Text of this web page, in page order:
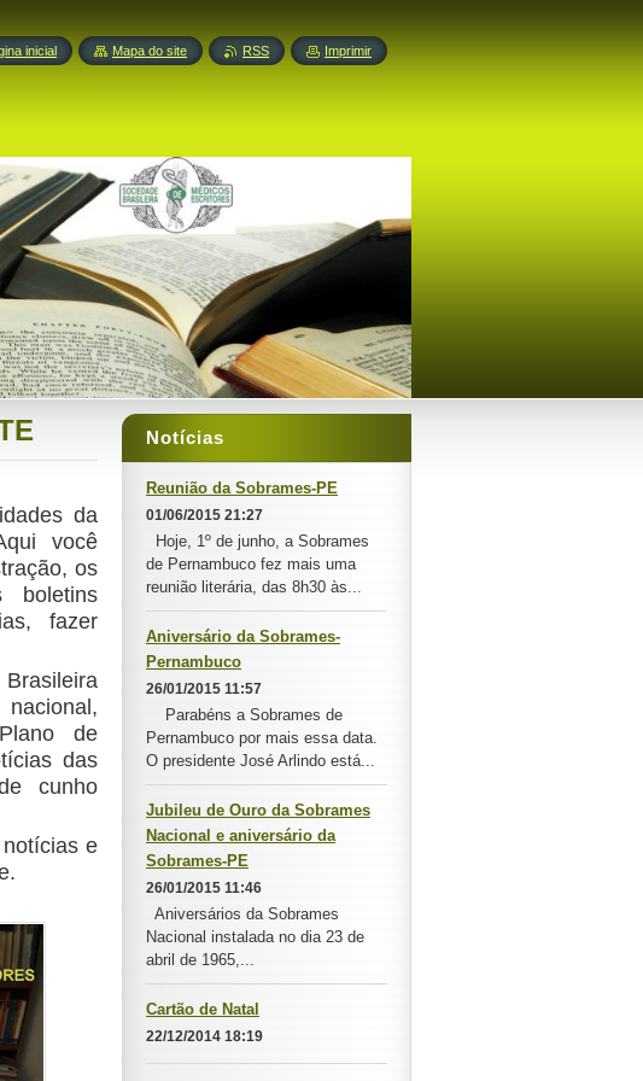
da
você
os
boletins
fazer
de
das
cunho
e
Notícias
Reunião da Sobrames-PE
01/06/2015 21:27
Hoje, 1º de junho, a Sobrames
de Pernambuco fez mais uma
reunião literária, das 8h30 às...
Aniversário da Sobrames-
Pernambuco
26/01/2015 11:57
Parabéns a Sobrames de
Pernambuco por mais essa data.
O presidente José Arlindo está...
Jubileu de Ouro da Sobrames
Nacional e aniversário da
Sobrames-PE
26/01/2015 11:46
Aniversários da Sobrames
Nacional instalada no dia 23 de
abril de 1965,...
Cartão de Natal
22/12/2014 18:19
inicial Mapa do site RSS Imprimir